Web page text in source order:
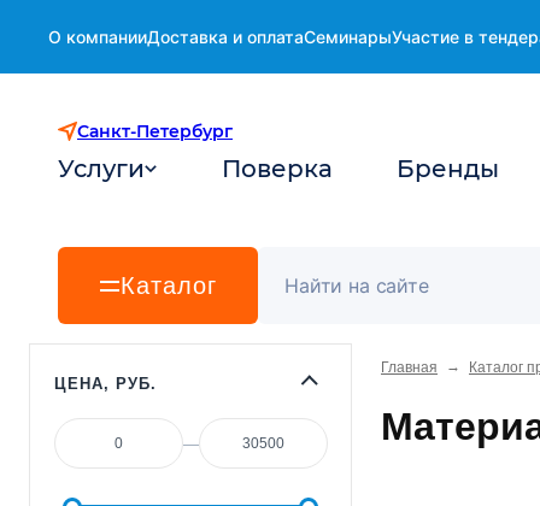
О компанииДоставка и оплатаСеминарыУчастие в
Санкт-Петербург
Услуги Поверка Бренды
Каталог
Главная → Каталог
ЦЕНА, РУБ.
—